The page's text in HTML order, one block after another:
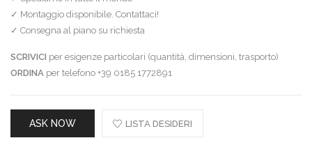
✓ Montaggio disponibile. Contattaci!
✓ Consegna al piano su richiesta
SCRIVICI per esigenze particolari (quantità, dimensioni, trasporto)
ORDINA per telefono +39 0185 1772891
ASK NOW LISTA DESIDERI